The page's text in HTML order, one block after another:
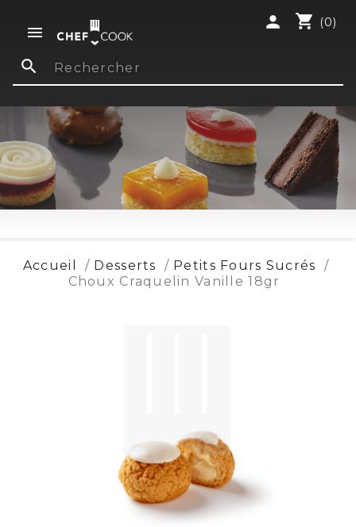

shopping_cart (0)
person
search
Accueil Desserts
Petits Fours Sucrés
Choux Craquelin Vanille 18gr